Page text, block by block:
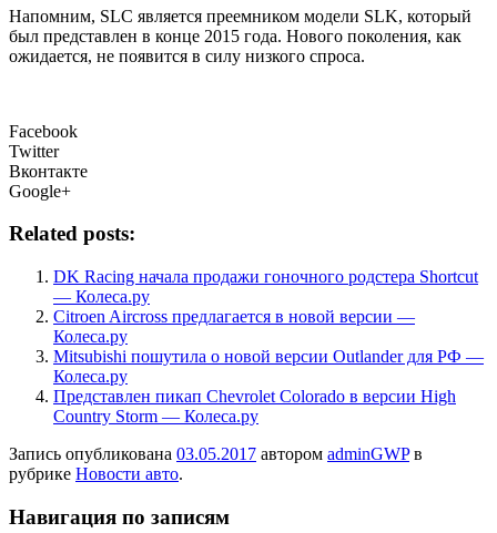
Напомним, SLC является преемником модели SLK, который
был представлен в конце 2015 года. Нового поколения, как
ожидается, не появится в силу низкого спроса.
Facebook
Twitter
Вконтакте
Google+
Related posts:
DK Racing начала продажи гоночного родстера Shortcut
— Колеса.ру
Citroen Aircross предлагается в новой версии —
Колеса.ру
Mitsubishi пошутила о новой версии Outlander для РФ —
Колеса.ру
Представлен пикап Chevrolet Colorado в версии High
Country Storm — Колеса.ру
Запись опубликована 03.05.2017 автором adminGWPв
рубрике Новости авто.
Навигация по записям